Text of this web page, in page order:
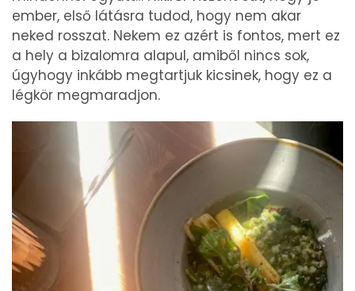
ember, első látásra tudod, hogy nem akar
neked rosszat. Nekem ez azért is fontos, mert ez
a hely a bizalomra alapul, amiből nincs sok,
úgyhogy inkább megtartjuk kicsinek, hogy ez a
légkör megmaradjon.